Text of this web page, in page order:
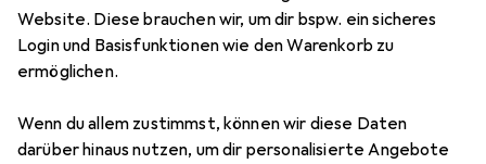
Website. Diese brauchen wir, um dir bspw. ein sicheres
Login und Basisfunktionen wie den Warenkorb zu
ermöglichen.
Wenn du allem zustimmst, können wir diese Daten
darüber hinaus nutzen, um dir personalisierte Angebote
MENGENRABATT
Walther Design New Lifestyle
20 x 30 cm
EUR
7,07